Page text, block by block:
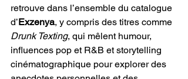
retrouve dans l’ensemble du catalogue
d’Exzenya, y compris des titres comme
Drunk Texting, qui mêlent humour,
influences pop et R&B et storytelling
cinématographique pour explorer des